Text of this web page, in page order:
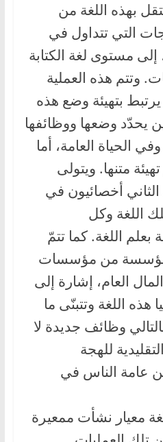
بهذه اللغة من
التي تتداول في
إلى مستوى لغة الكتابة
وتتم هذه العملية
بتهيئة وضع هذه
يحدّد وضعها ووظائفها
الحياة العامة، أما
متنها. ويتولى
أخصائيون في
اللغة وكل
اللغة. كما تتمّ
مؤسسة من مؤسسات
العام، إشارة إلى
اللغة وتتبنّى ما
وظائف جديدة لا
للهجة
عامة الناس في
معيار نشأت ممعيرة